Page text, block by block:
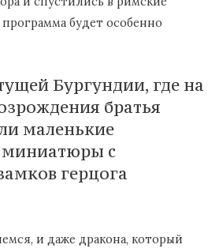
будет особенно
Бургундии, где на
братья
маленькие
миниатюры с
герцога
и даже дракона, который